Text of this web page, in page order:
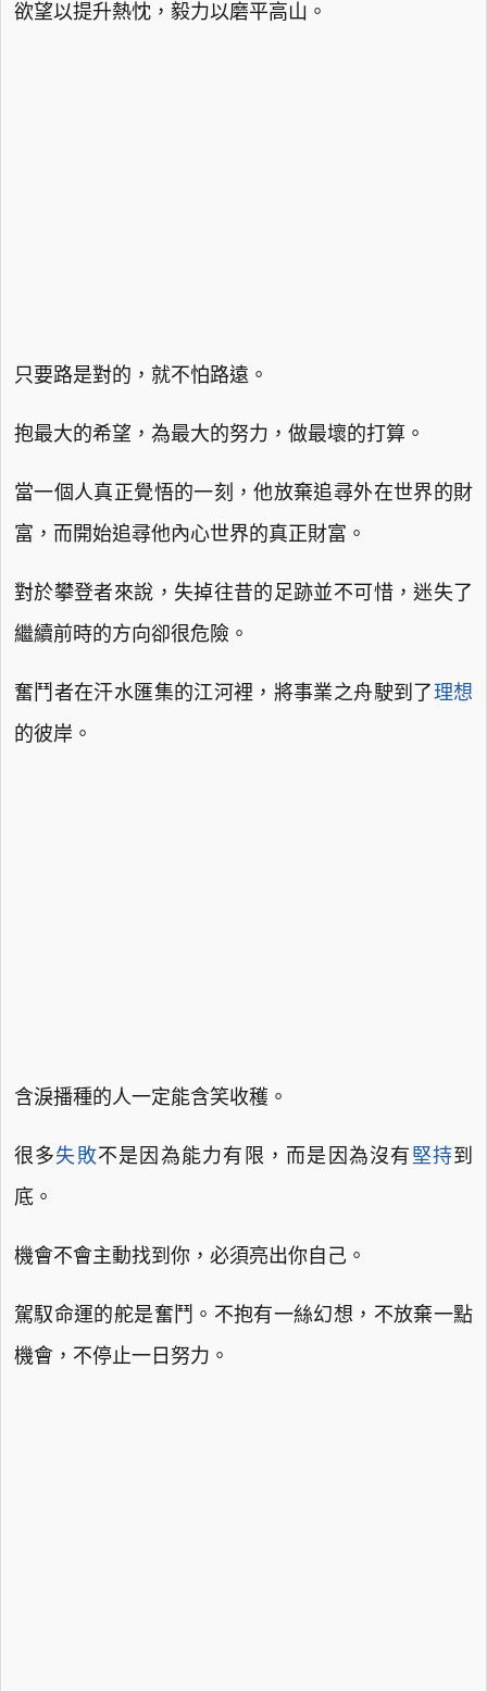
欲望以提升熱忱，毅力以磨平高山。
只要路是對的，就不怕路遠。
抱最大的希望，為最大的努力，做最壞的打算。
當一個人真正覺悟的一刻，他放棄追尋外在世界的財
富，而開始追尋他內心世界的真正財富。
對於攀登者來說，失掉往昔的足跡並不可惜，迷失了
繼續前時的方向卻很危險。
奮鬥者在汗水匯集的江河裡，將事業之舟駛到了理想
的彼岸。
含淚播種的人一定能含笑收穫。
很多失敗不是因為能力有限，而是因為沒有 堅持到
底。
機會不會主動找到你，必須亮出你自己。
駕馭命運的舵是奮鬥。不抱有一絲幻想，不放棄一點
機會，不停止一日努力。